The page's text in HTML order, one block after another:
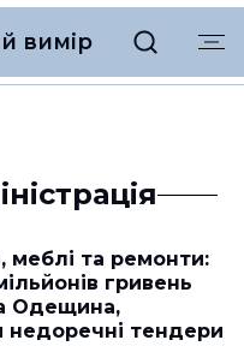
вимір
меблі та ремонти:
гривень
Одещина,
недоречні тендери